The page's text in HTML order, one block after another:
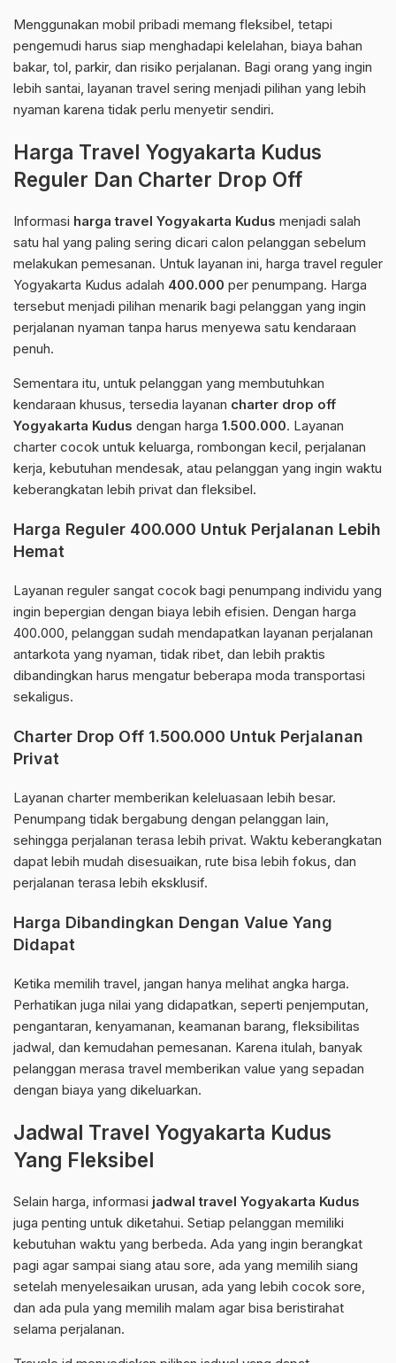
Menggunakan mobil pribadi memang fleksibel, tetapi
pengemudi harus siap menghadapi kelelahan, biaya bahan
bakar, tol, parkir, dan risiko perjalanan. Bagi orang yang ingin
lebih santai, layanan travel sering menjadi pilihan yang lebih
nyaman karena tidak perlu menyetir sendiri.
Harga Travel Yogyakarta Kudus
Reguler Dan Charter Drop Off
Informasi harga travel Yogyakarta Kudus menjadi salah
satu hal yang paling sering dicari calon pelanggan sebelum
melakukan pemesanan. Untuk layanan ini, harga travel reguler
Yogyakarta Kudus adalah 400.000 per penumpang. Harga
tersebut menjadi pilihan menarik bagi pelanggan yang ingin
perjalanan nyaman tanpa harus menyewa satu kendaraan
penuh.
Sementara itu, untuk pelanggan yang membutuhkan
kendaraan khusus, tersedia layanan charter drop off
Yogyakarta Kudus dengan harga 1.500.000. Layanan
charter cocok untuk keluarga, rombongan kecil, perjalanan
kerja, kebutuhan mendesak, atau pelanggan yang ingin waktu
keberangkatan lebih privat dan fleksibel.
Harga Reguler 400.000 Untuk Perjalanan Lebih
Hemat
Layanan reguler sangat cocok bagi penumpang individu yang
ingin bepergian dengan biaya lebih efisien. Dengan harga
400.000, pelanggan sudah mendapatkan layanan perjalanan
antarkota yang nyaman, tidak ribet, dan lebih praktis
dibandingkan harus mengatur beberapa moda transportasi
sekaligus.
Charter Drop Off 1.500.000 Untuk Perjalanan
Privat
Layanan charter memberikan keleluasaan lebih besar.
Penumpang tidak bergabung dengan pelanggan lain,
sehingga perjalanan terasa lebih privat. Waktu keberangkatan
dapat lebih mudah disesuaikan, rute bisa lebih fokus, dan
perjalanan terasa lebih eksklusif.
Harga Dibandingkan Dengan Value Yang
Didapat
Ketika memilih travel, jangan hanya melihat angka harga.
Perhatikan juga nilai yang didapatkan, seperti penjemputan,
pengantaran, kenyamanan, keamanan barang, fleksibilitas
jadwal, dan kemudahan pemesanan. Karena itulah, banyak
pelanggan merasa travel memberikan value yang sepadan
dengan biaya yang dikeluarkan.
Jadwal Travel Yogyakarta Kudus
Yang Fleksibel
Selain harga, informasi jadwal travel Yogyakarta Kudus
juga penting untuk diketahui. Setiap pelanggan memiliki
kebutuhan waktu yang berbeda. Ada yang ingin berangkat
pagi agar sampai siang atau sore, ada yang memilih siang
setelah menyelesaikan urusan, ada yang lebih cocok sore,
dan ada pula yang memilih malam agar bisa beristirahat
selama perjalanan.